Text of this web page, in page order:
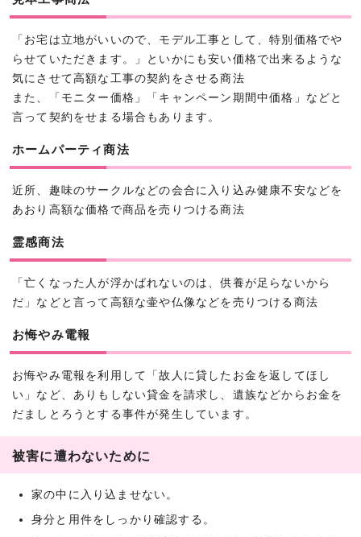
「お宅は立地がいいので、モデル工事として、特別価格でや
らせていただきます。」といかにも安い価格で出来るような
気にさせて高額な工事の契約をさせる商法
また、「モニター価格」「キャンペーン期間中価格」などと
言って契約をせまる場合もあります。
ホームパーティ商法
近所、趣味のサークルなどの会合に入り込み健康不安などを
あおり高額な価格で商品を売りつける商法
霊感商法
「亡くなった人が浮かばれないのは、供養が足らないから
だ」などと言って高額な壷や仏像などを売りつける商法
お悔やみ電報
お悔やみ電報を利用して「故人に貸したお金を返してほし
い」など、ありもしない貸金を請求し、遺族などからお金を
だましとろうとする事件が発生しています。
被害に遭わないために
家の中に入り込ませない。
身分と用件をしっかり確認する。